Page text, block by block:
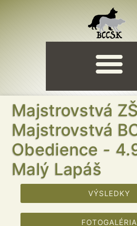
Majstrovstvá
Majstrovstvá
Obedience -
Malý Lapáš
VÝSLEDKY
FOTOGALÉRIA